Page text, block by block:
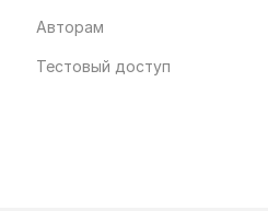
Авторам
Тестовый доступ